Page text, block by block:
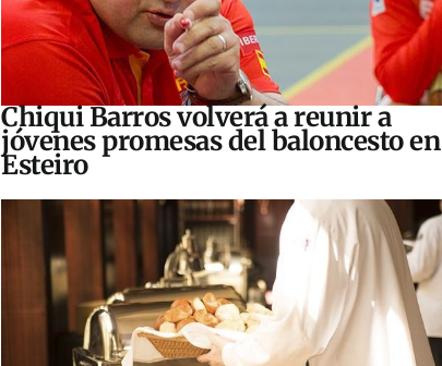
Chiqui Barros volverá a reunir a
jóvenes promesas del baloncesto en
Esteiro